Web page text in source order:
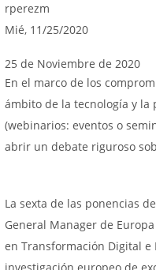
rperezm
Mié, 11/25/2020
25 de Noviembre de 2020
En el marco de los
ámbito de la tecnología y la
(webinarios: eventos o
abrir un debate riguroso
La sexta de las ponencias
General Manager de
en Transformación Digital e